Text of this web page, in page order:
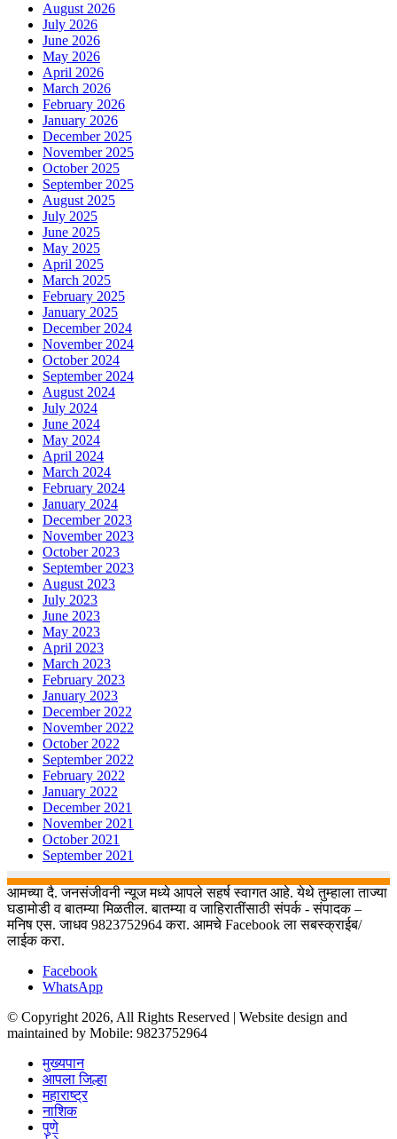
August 2026
July 2026
June 2026
May 2026
April 2026
March 2026
February 2026
January 2026
December 2025
November 2025
October 2025
September 2025
August 2025
July 2025
June 2025
May 2025
April 2025
March 2025
February 2025
January 2025
December 2024
November 2024
October 2024
September 2024
August 2024
July 2024
June 2024
May 2024
April 2024
March 2024
February 2024
January 2024
December 2023
November 2023
October 2023
September 2023
August 2023
July 2023
June 2023
May 2023
April 2023
March 2023
February 2023
January 2023
December 2022
November 2022
October 2022
September 2022
February 2022
January 2022
December 2021
November 2021
October 2021
September 2021
आमच्या दै. जनसंजीवनी न्यूज मध्ये आपले सहर्ष स्वागत आहे. येथे तुम्हाला ताज्या
घडामोडी व बातम्या मिळतील. बातम्या व जाहिरातींसाठी संपर्क - संपादक –
मनिष एस. जाधव 9823752964 करा. आमचे Facebook ला सबस्क्राईब/
लाईक करा.
Facebook
WhatsApp
© Copyright 2026, All Rights Reserved | Website design and
maintained by Mobile: 9823752964
मुख्यपान
आपला जिल्हा
महाराष्ट्र
नाशिक
पुणे